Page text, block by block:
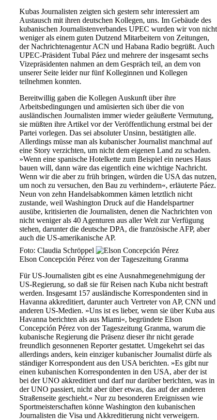
Kubas Journalisten zeigten sich gestern sehr interessiert am
Austausch mit ihren deutschen Kollegen, uns. Im Gebäude des
kubanischen Journalistenverbandes UPEC wurden wir von nicht
weniger als einem guten Dutzend Mitarbeitern von Zeitungen,
der Nachrichtenagentur ACN und Habana Radio begrüßt. Auch
UPEC-Präsident Tubal Páez und mehrere der insgesamt sechs
Vizepräsidenten nahmen an dem Gespräch teil, an dem von
unserer Seite leider nur fünf Kolleginnen und Kollegen
teilnehmen konnten.
Bereitwillig gaben die Kollegen Auskunft über ihre
Arbeitsbedingungen und amüsierten sich über die von
ausländischen Journalisten immer wieder geäußerte Vermutung,
sie müßten ihre Artikel vor der Veröffentlichung erstmal bei der
Partei vorlegen. Das sei absoluter Unsinn, bestätigten alle.
Allerdings müsse man als kubanischer Journalist manchmal auf
eine Story verzichten, um nicht dem eigenen Land zu schaden.
»Wenn eine spanische Hotelkette zum Beispiel ein neues Haus
bauen will, dann wäre das eigentlich eine wichtige Nachricht.
Wenn wir die aber zu früh bringen, würden die USA das nutzen,
um noch zu versuchen, den Bau zu verhindern«, erläuterte Páez.
Neun von zehn Handelsabkommen kämen letztlich nicht
zustande, weil Washington Druck auf die Handelspartner
ausübe, kritisierten die Journalisten, denen die Nachrichten von
nicht weniger als 40 Agenturen aus aller Welt zur Verfügung
stehen, darunter die deutsche DPA, die französische AFP, aber
auch die US-amerikanische AP.
Foto: Claudia Schröppel
Elson Concepción Pérez von der Tageszeitung Granma
Für US-Journalisten gibt es eine Ausnahmegenehmigung der
US-Regierung, so daß sie für Reisen nach Kuba nicht bestraft
werden. Insgesamt 157 ausländische Korrespondenten sind in
Havanna akkreditiert, darunter auch Vertreter von AP, CNN und
anderen US-Medien. »Uns ist es lieber, wenn sie über Kuba aus
Havanna berichten als aus Miami«, begründete Elson
Concepción Pérez von der Tageszeitung Granma, warum die
kubanische Regierung die Präsenz dieser ihr nicht gerade
freundlich gesonnenen Reporter gestattet. Umgekehrt sei das
allerdings anders, kein einziger kubanischer Journalist dürfe als
ständiger Korrespondent aus den USA berichten. »Es gibt nur
einen kubanischen Korrespondenten in den USA, aber der ist
bei der UNO akkreditiert und darf nur darüber berichten, was in
der UNO passiert, nicht aber über etwas, das auf der anderen
Straßenseite geschieht.« Nur zu besonderen Ereignissen wie
Sportmeisterschaften könne Washington den kubanischen
Journalisten die Visa und Akkreditierung nicht verweigern.